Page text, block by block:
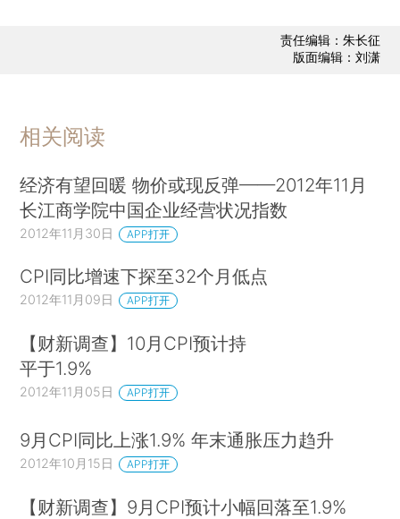
责任编辑：朱长征
版面编辑：刘潇
相关阅读
经济有望回暖 物价或现反弹——2012年11月
长江商学院中国企业经营状况指数
2012年11月30日 APP打开
CPI同比增速下探至32个月低点
2012年11月09日 APP打开
【财新调查】10月CPI预计持
平于1.9%
2012年11月05日 APP打开
9月CPI同比上涨1.9% 年末通胀压力趋升
2012年10月15日 APP打开
【财新调查】9月CPI预计小幅回落至1.9%